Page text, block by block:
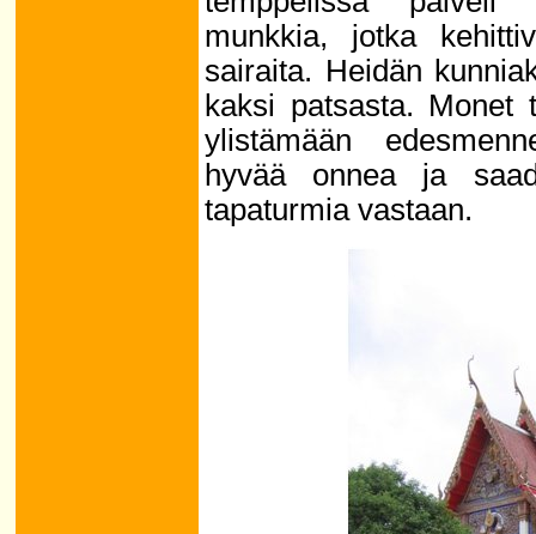
munkkia, jotka
sairaita. Heidän
kaksi patsasta. Monet
ylistämään
hyvää onnea ja
tapaturmia vastaan.